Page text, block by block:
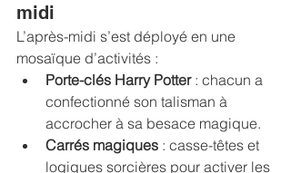
midi
L’après-midi s’est déployé en une
mosaïque d’activités :
Porte-clés Harry Potter : chacun a
confectionné son talisman à
accrocher à sa besace magique.
Carrés magiques : casse-têtes et
logiques sorcières pour activer les